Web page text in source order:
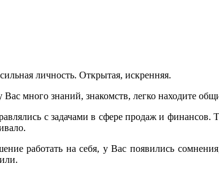
личность. Открытая, искренняя.
много знаний, знакомств, легко находите
с задачами в сфере продаж и финансов.
работать на себя, у Вас появились